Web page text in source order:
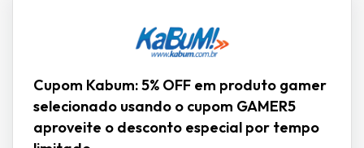
Cupom Kabum: 5% OFF em produto gamer
selecionado usando o cupom GAMER5
aproveite o desconto especial por tempo